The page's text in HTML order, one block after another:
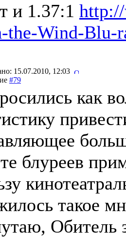
и 1.37:1
the-Wind-Blu-
15.07.2010, 12:03
#79
как
блуреев
такое
Обитель